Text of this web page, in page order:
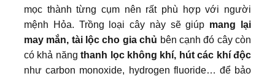
mọc thành từng cụm nên rất phù hợp với người
mệnh Hỏa. Trồng loại cây này sẽ giúp mang lại
may mắn, tài lộc cho gia chủ bên cạnh đó cây còn
có khả năngthanh lọc không khí, hút các khí độc
như carbon monoxide, hydrogen fluoride… để bảo